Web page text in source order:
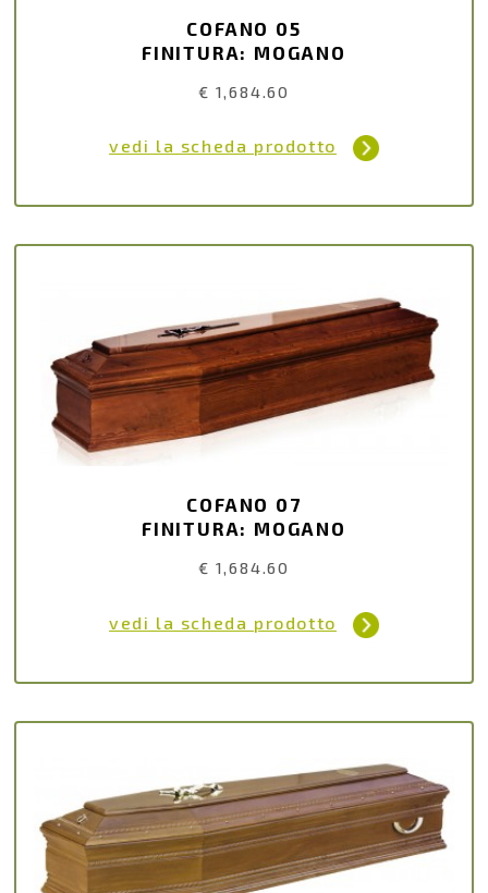
COFANO 05
FINITURA: MOGANO
€ 1,684.60
vedi la scheda prodotto
COFANO 07
FINITURA: MOGANO
€ 1,684.60
vedi la scheda prodotto